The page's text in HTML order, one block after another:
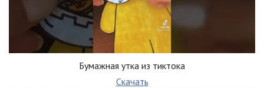
Бумажная утка из тиктока
Скачать